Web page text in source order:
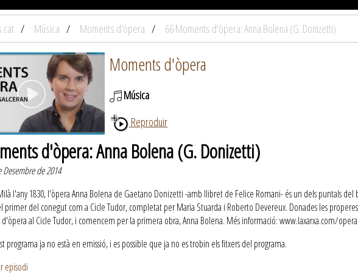
Música Moments d'òpera 66 Moments d'òpera: Anna Bolena (G. Donizetti)
Moments d'òpera
Música
Reproduir
d'òpera: Anna Bolena (G. Donizetti)
de 2014
l'any 1830, l'òpera Anna Bolena de Gaetano Donizetti -amb llibret de Felice Romani- és un dels puntals
primer del conegut com a Cicle Tudor, completat per Maria Stuarda i Roberto Devereux. Donades les
al Cicle Tudor, i comencem per la primera obra, Anna Bolena. Més informació: www.laxarxa.com/opera
programa ja no està en emissió, i es possible que ja no es trobin els fitxers del programa.
episodi